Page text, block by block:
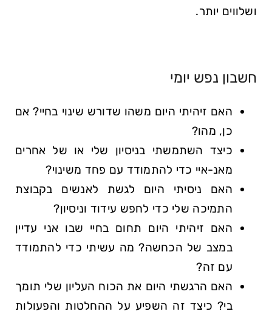
ושלווים יותר.
חשבון נפש יומי
האם זיהיתי היום משהו שדורש שינוי בחיי? אם
כן, מהו?
כיצד השתמשתי בניסיון שלי או של אחרים
מאנ-איי כדי להתמודד עם פחד משינוי?
האם ניסיתי היום לגשת לאנשים בקבוצת
התמיכה שלי כדי לחפש עידוד וניסיון?
האם זיהיתי היום תחום בחיי שבו אני עדיין
במצב של הכחשה? מה עשיתי כדי להתמודד
עם זה?
האם הרגשתי היום את הכוח העליון שלי תומך
בי? כיצד זה השפיע על ההחלטות והפעולות